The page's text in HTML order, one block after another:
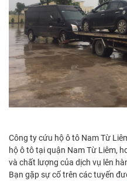
Công ty cứu hộ ô tô Nam Từ
hộ ô tô tại quận Nam Từ Liêm,
và chất lượng của dịch vụ lên
Bạn gặp sự cố trên các tuyến